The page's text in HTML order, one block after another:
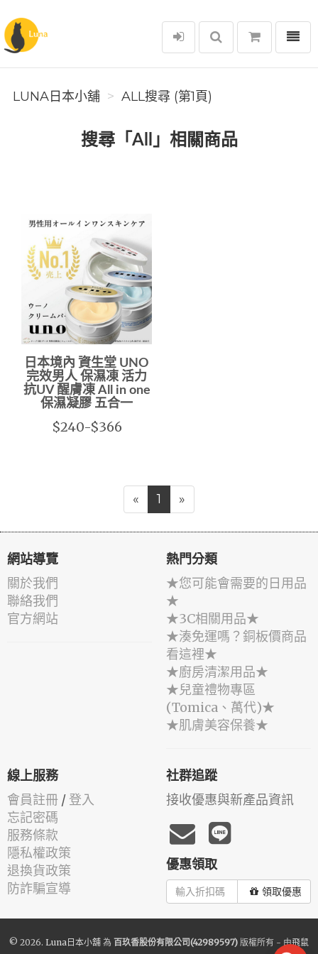
Luna日本小舖
選單
LUNA日本小舖 ALL搜尋 (第1頁)
搜尋「All」相關商品
日本境內 資生堂 UNO
完效男人 保濕凍 活力
抗UV 醒膚凍 All in one
保濕凝膠 五合一
$240-$366
« 1 »
網站導覽
關於我們
聯絡我們
官方網站
熱門分類
★您可能會需要的日用品
★
★3C相關用品★
★湊免運嗎？銅板價商品
看這裡★
★廚房清潔用品★
★兒童禮物專區
(Tomica、萬代)★
★肌膚美容保養★
線上服務
會員註冊 / 登入
忘記密碼
服務條款
隱私權政策
退換貨政策
防詐騙宣導
社群追蹤
接收優惠與新產品資訊
優惠領取
領取優惠
© 2026. Luna日本小舖 為 百玖香股份有限公司(42989597) 版權所有 - 由飛鼠